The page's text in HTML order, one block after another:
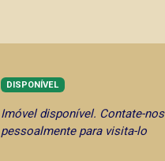
DISPONÍVEL
Imóvel disponível. Contate-nos
pessoalmente para visita-lo